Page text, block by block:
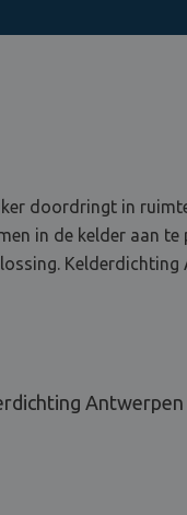
doordringt in
in de kelder aan